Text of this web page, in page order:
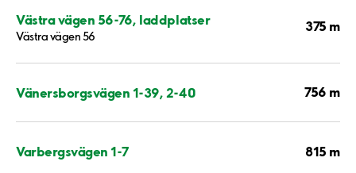
Västra vägen 56-76, laddplatser
Västra vägen 56
375 m
Vänersborgsvägen 1-39, 2-40 756 m
Varbergsvägen 1-7 815 m